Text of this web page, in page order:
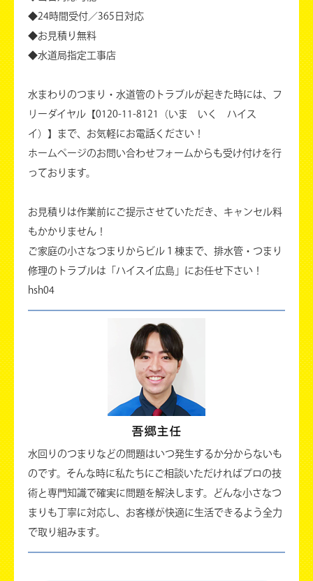
◆24時間受付／365日対応
◆お見積り無料
◆水道局指定工事店
水まわりのつまり・水道管のトラブルが起きた時には、フ
リーダイヤル【0120-11-8121（いま いく ハイス
イ）】まで、お気軽にお電話ください！
ホームページのお問い合わせフォームからも受け付けを行
っております。
お見積りは作業前にご提示させていただき、キャンセル料
もかかりません！
ご家庭の小さなつまりからビル１棟まで、排水管・つまり
修理のトラブルは「ハイスイ広島」にお任せ下さい！
hsh04
水回りのつまりなどの問題はいつ発生するか分からないも
のです。そんな時に私たちにご相談いただければプロの技
術と専門知識で確実に問題を解決します。どんな小さなつ
まりも丁寧に対応し、お客様が快適に生活できるよう全力
で取り組みます。